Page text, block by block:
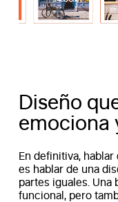
Diseño
emociona
En definitiva,
es hablar de una
partes iguales. Una
funcional, pero